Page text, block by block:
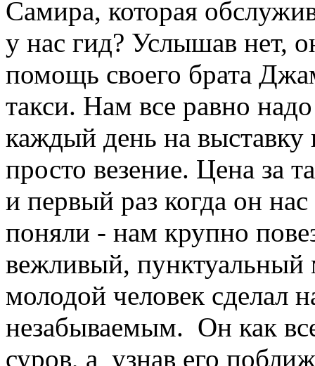
Самира, которая
у нас гид? Услышав нет,
помощь своего брата
такси. Нам все равно
каждый день на выставку
просто везение. Цена за
и первый раз когда он
поняли - нам крупно
вежливый, пунктуальный
молодой человек сделал
незабываемым. Он как
суров, а узнав его